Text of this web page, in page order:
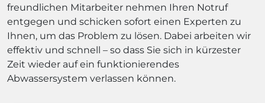
freundlichen Mitarbeiter nehmen Ihren Notruf
entgegen und schicken sofort einen Experten zu
Ihnen, um das Problem zu lösen. Dabei arbeiten wir
effektiv und schnell – so dass Sie sich in kürzester
Zeit wieder auf ein funktionierendes
Abwassersystem verlassen können.